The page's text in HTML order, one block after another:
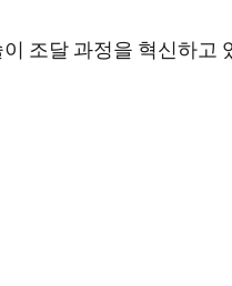
조달 과정을 혁신하고